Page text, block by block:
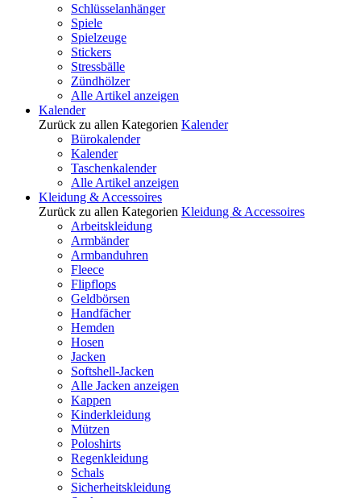
Schlüsselanhänger
Spiele
Spielzeuge
Stickers
Stressbälle
Zündhölzer
Alle Artikel anzeigen
Kalender
Zurück zu allen Kategorien Kalender
Bürokalender
Kalender
Taschenkalender
Alle Artikel anzeigen
Kleidung & Accessoires
Zurück zu allen Kategorien Kleidung & Accessoires
Arbeitskleidung
Armbänder
Armbanduhren
Fleece
Flipflops
Geldbörsen
Handfächer
Hemden
Hosen
Jacken
Softshell-Jacken
Alle Jacken anzeigen
Kappen
Kinderkleidung
Mützen
Poloshirts
Regenkleidung
Schals
Sicherheitskleidung